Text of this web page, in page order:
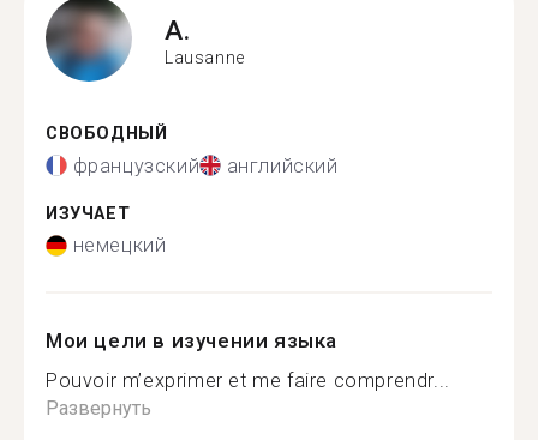
A.
Lausanne
СВОБОДНЫЙ
французский английский
ИЗУЧАЕТ
немецкий
Мои цели в изучении языка
Pouvoir m’exprimer et me faire comprendr...
Развернуть